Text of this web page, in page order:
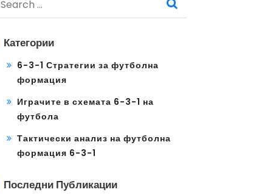
for:
Категории
6-3-1 Стратегии за футболна
формация
Играчите в схемата 6-3-1 на
футбола
Тактически анализ на футболна
формация 6-3-1
Последни Публикации